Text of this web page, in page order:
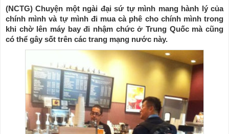
(NCTG) Chuyện một ngài đại sứ tự mình mang hành lý của
chính mình và tự mình đi mua cà phê cho chính mình trong
khi chờ lên máy bay đi nhậm chức ở Trung Quốc mà cũng
có thể gây sốt trên các trang mạng nước này.